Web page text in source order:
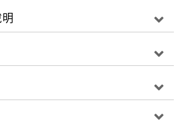
年春天的構想，而且他遇到一位志同
行政管理者：「阿巴多告訴我在琉森
巴多夢想過重現那個時代的盛況。」
份工作，出乎意料地簡單而迅速：被